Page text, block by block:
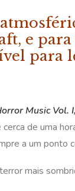
e
para
Music Vol.
cerca de uma
a um ponto
mais